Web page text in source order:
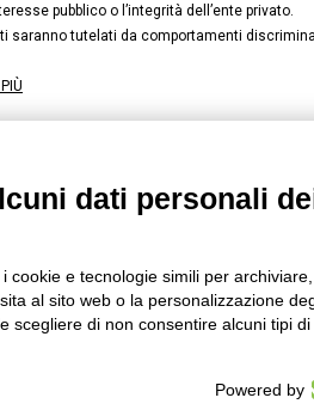
pubblico o l’integrità dell’ente privato.
saranno tutelati da comportamenti
dati personali
cookie e tecnologie simili per
al sito web o la personalizzazione
scegliere di non consentire alcuni tipi di
Powered by